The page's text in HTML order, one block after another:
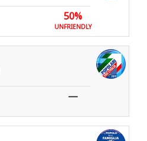
50%
UNFRIENDLY
—